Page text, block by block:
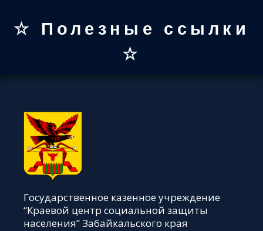
☆ Полезные ссылки
☆
Государственное казенное учреждение
“Краевой центр социальной защиты
населения” Забайкальского края